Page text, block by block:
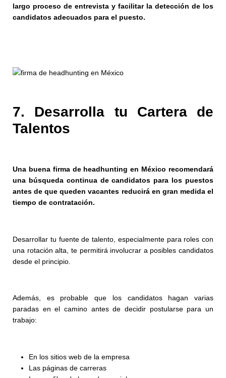
largo proceso de entrevista y facilitar la detección de los
candidatos adecuados para el puesto.
7. Desarrolla tu Cartera de
Talentos
Una buena firma de headhunting en México recomendará
una búsqueda continua de candidatos para los puestos
antes de que queden vacantes reducirá en gran medida el
tiempo de contratación.
Desarrollar tu fuente de talento, especialmente para roles con
una rotación alta, te permitirá involucrar a posibles candidatos
desde el principio.
Además, es probable que los candidatos hagan varias
paradas en el camino antes de decidir postularse para un
trabajo:
En los sitios web de la empresa
Las páginas de carreras